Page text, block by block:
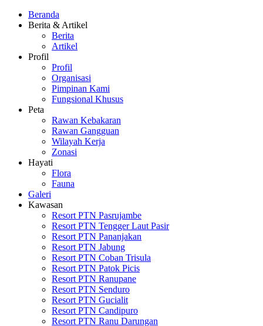
Beranda
Berita & Artikel
Berita
Artikel
Profil
Profil
Organisasi
Pimpinan Kami
Fungsional Khusus
Peta
Rawan Kebakaran
Rawan Gangguan
Wilayah Kerja
Zonasi
Hayati
Flora
Fauna
Galeri
Kawasan
Resort PTN Pasrujambe
Resort PTN Tengger Laut Pasir
Resort PTN Pananjakan
Resort PTN Jabung
Resort PTN Coban Trisula
Resort PTN Patok Picis
Resort PTN Ranupane
Resort PTN Senduro
Resort PTN Gucialit
Resort PTN Candipuro
Resort PTN Ranu Darungan